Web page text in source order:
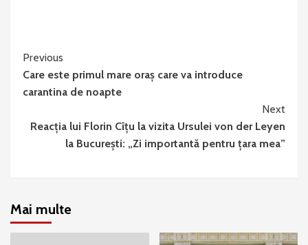
Continue
Reading
Previous
Care este primul mare oraș care va introduce
carantina de noapte
Next
Reacția lui Florin Cîțu la vizita Ursulei von der Leyen
la București: „Zi importantă pentru țara mea”
Mai multe